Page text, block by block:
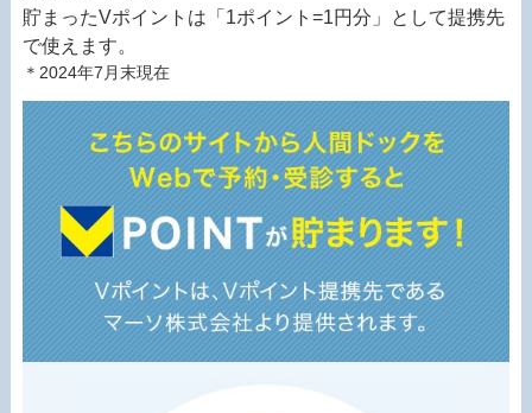
貯まったVポイントは「1ポイント=1円分」として提携先
で使えます。
＊2024年7月末現在